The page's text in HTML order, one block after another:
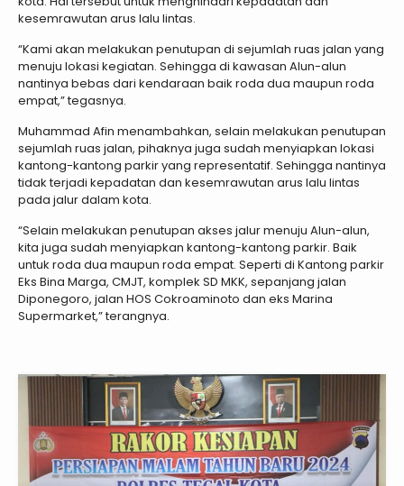
kesemrawutan arus lalu lintas.
“Kami akan melakukan penutupan di sejumlah ruas jalan yang
menuju lokasi kegiatan. Sehingga di kawasan Alun-alun
nantinya bebas dari kendaraan baik roda dua maupun roda
empat,” tegasnya.
Muhammad Afin menambahkan, selain melakukan penutupan
sejumlah ruas jalan, pihaknya juga sudah menyiapkan lokasi
kantong-kantong parkir yang representatif. Sehingga nantinya
tidak terjadi kepadatan dan kesemrawutan arus lalu lintas
pada jalur dalam kota.
“Selain melakukan penutupan akses jalur menuju Alun-alun,
kita juga sudah menyiapkan kantong-kantong parkir. Baik
untuk roda dua maupun roda empat. Seperti di Kantong parkir
Eks Bina Marga, CMJT, komplek SD MKK, sepanjang jalan
Diponegoro, jalan HOS Cokroaminoto dan eks Marina
Supermarket,” terangnya.